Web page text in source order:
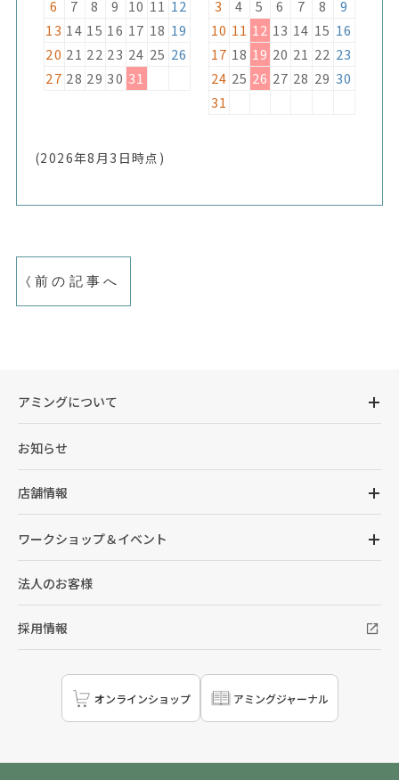
6
7 8 9 10 11 12
13 14 15 16 17 18 19
20 21 22 23 24 25 26
27 28 29 30 31
3
4 5 6 7 8
9
10 11 12 13 14 15 16
17 18 19 20 21 22 23
24 25 26 27 28 29 30
31
(2026年8月3 日時点)
前の記事へ
アミングについて
お知らせ
店舗情報
ワークショップ＆イベント
法人のお客様
採用情報
オンラインショップ アミングジャーナル